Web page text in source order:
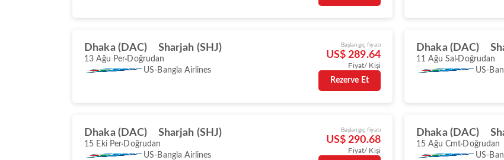
Dhaka (DAC) Sharjah (SHJ)
13 Ağu Per Doğrudan
US-Bangla Airlines
Başlangıç fiyatı
US$ 289.64
Fiyat/ Kişi
Rezerve Et
Dhaka (DAC)
11 Ağu Sal Doğrudan
US-
Dhaka (DAC) Sharjah (SHJ)
15 Eki Per Doğrudan
US-Bangla Airlines
Başlangıç fiyatı
US$ 290.68
Fiyat/ Kişi
Dhaka (DAC)
15 Ağu Cmt Doğrudan
US-